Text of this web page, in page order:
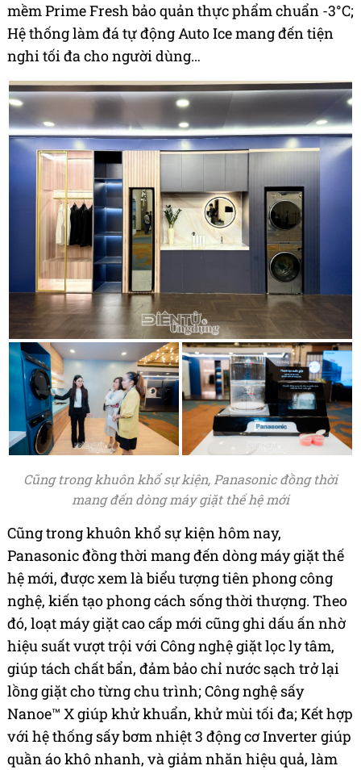
mềm Prime Fresh bảo quản thực phẩm chuẩn -3°C;
Hệ thống làm đá tự động Auto Ice mang đến tiện
nghi tối đa cho người dùng…
Cũng trong khuôn khổ sự kiện, Panasonic đồng thời
mang đến dòng máy giặt thế hệ mới
Cũng trong khuôn khổ sự kiện hôm nay,
Panasonic đồng thời mang đến dòng máy giặt thế
hệ mới, được xem là biểu tượng tiên phong công
nghệ, kiến tạo phong cách sống thời thượng. Theo
đó, loạt máy giặt cao cấp mới cũng ghi dấu ấn nhờ
hiệu suất vượt trội với Công nghệ giặt lọc ly tâm,
giúp tách chất bẩn, đảm bảo chỉ nước sạch trở lại
lồng giặt cho từng chu trình; Công nghệ sấy
Nanoe™ X giúp khử khuẩn, khử mùi tối đa; Kết hợp
với hệ thống sấy bơm nhiệt 3 động cơ Inverter giúp
quần áo khô nhanh, và giảm nhăn hiệu quả, làm